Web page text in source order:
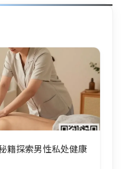
籍探索男性私处健康